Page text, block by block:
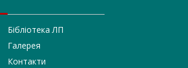
Бібліотека ЛП
Галерея
Контакти